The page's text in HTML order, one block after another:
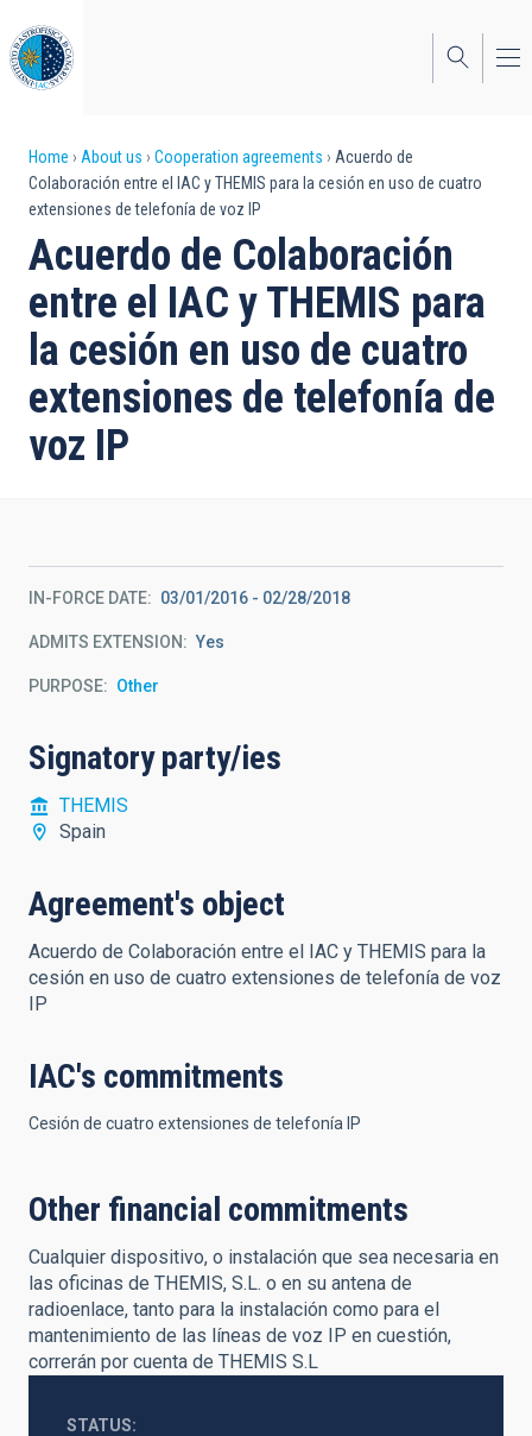
to
main
content
Breadcrumb
Home About us Cooperation agreements
Acuerdo de
Colaboración entre el IAC y THEMIS para la cesión en uso de cuatro
extensiones de telefonía de voz IP
Acuerdo de Colaboración
entre el IAC y THEMIS para
la cesión en uso de cuatro
extensiones de telefonía de
voz IP
IN-FORCE DATE 03/01/2016 - 02/28/2018
ADMITS EXTENSION Yes
PURPOSE Other
Signatory party/ies
THEMIS
Spain
Agreement's object
Acuerdo de Colaboración entre el IAC y THEMIS para la
cesión en uso de cuatro extensiones de telefonía de voz
IP
IAC's commitments
Cesión de cuatro extensiones de telefonía IP
Other financial commitments
Cualquier dispositivo, o instalación que sea necesaria en
las oficinas de THEMIS, S.L. o en su antena de
radioenlace, tanto para la instalación como para el
mantenimiento de las líneas de voz IP en cuestión,
correrán por cuenta de THEMIS S.L
STATUS